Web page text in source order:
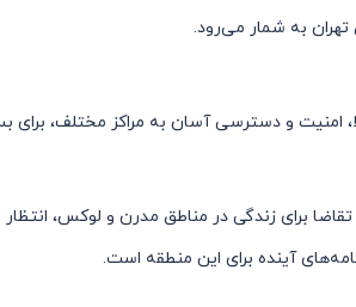
به شمار می‌رود.
امنیت و دسترسی آسان به مراکز مختلف،
تقاضا برای زندگی در مناطق مدرن و لوکس،
آینده برای این منطقه است.